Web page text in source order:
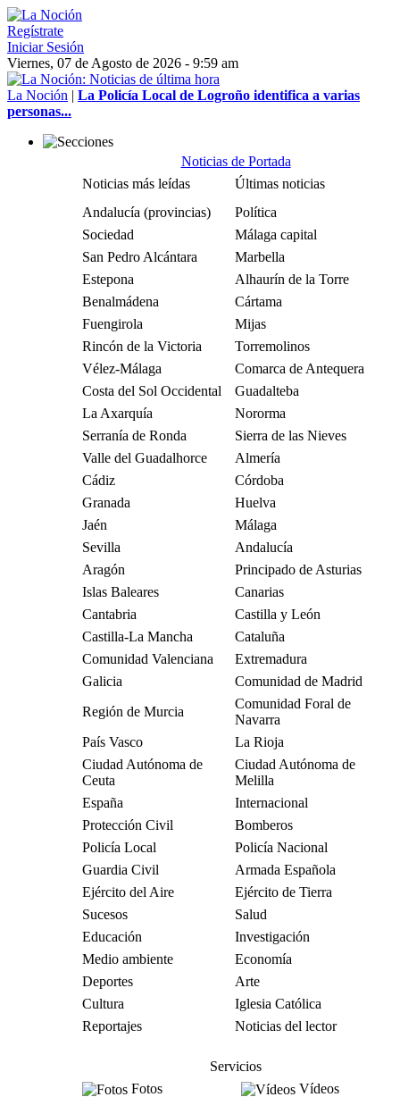
Regístrate
Iniciar Sesión
Viernes, 07 de Agosto de 2026 - 9:59 am
La Noción | La Policía Local de Logroño identifica a varias
personas...
Noticias de Portada
Noticias más leídas
Últimas noticias
Andalucía (provincias)
Política
Sociedad
Málaga capital
San Pedro Alcántara
Marbella
Estepona
Alhaurín de la Torre
Benalmádena
Cártama
Fuengirola
Mijas
Rincón de la Victoria
Torremolinos
Vélez-Málaga
Comarca de Antequera
Costa del Sol Occidental
Guadalteba
La Axarquía
Nororma
Serranía de Ronda
Sierra de las Nieves
Valle del Guadalhorce
Almería
Cádiz
Córdoba
Granada
Huelva
Jaén
Málaga
Sevilla
Andalucía
Aragón
Principado de Asturias
Islas Baleares
Canarias
Cantabria
Castilla y León
Castilla-La Mancha
Cataluña
Comunidad Valenciana
Extremadura
Galicia
Comunidad de Madrid
Región de Murcia
Comunidad Foral de
Navarra
País Vasco
La Rioja
Ciudad Autónoma de
Ceuta
Ciudad Autónoma de
Melilla
España
Internacional
Protección Civil
Bomberos
Policía Local
Policía Nacional
Guardia Civil
Armada Española
Ejército del Aire
Ejército de Tierra
Sucesos
Salud
Educación
Investigación
Medio ambiente
Economía
Deportes
Arte
Cultura
Iglesia Católica
Reportajes
Noticias del lector
Servicios
Fotos
Vídeos